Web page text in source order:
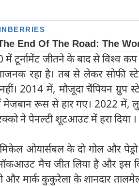
में टूर्नामेंट जीतने के बाद से विश्व
रहा है। तब से लेकर सोफी
2014 में, मौजूदा चैंपियन ग्रुप
रूस से हार गए। 2022 में,
ने पेनल्टी शूटआउट में हरा दिया ।
ओयार्सबल के दो गोल और
मैच जीत लिया है और इस
और मार्क कुकुरेला के शानदार